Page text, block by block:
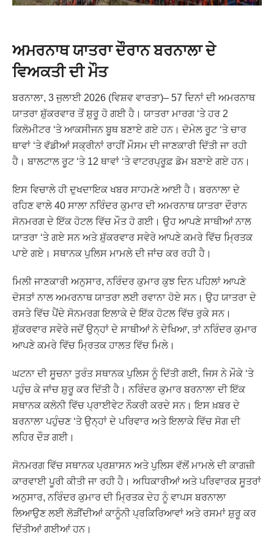
ਅਮਰਨਾਥ ਯਾਤਰਾ ਦੌਰਾਨ ਬਰਨਾਲਾ ਦੇ
ਵਿਅਕਤੀ ਦੀ ਮੌਤ
ਬਰਨਾਲਾ, 3 ਜੁਲਾਈ 2026 (ਵਿਸ਼ਵ ਵਾਰਤਾ)– 57 ਦਿਨਾਂ ਦੀ ਅਮਰਨਾਥ
ਯਾਤਰਾ ਸ਼ੁੱਕਰਵਾਰ ਤੋਂ ਸ਼ੁਰੂ ਹੋ ਗਈ ਹੈ। ਯਾਤਰਾ ਮਾਰਗ ‘ਤੇ ਹਰ 2
ਕਿਲੋਮੀਟਰ ‘ਤੇ ਆਕਸੀਜਨ ਬੂਥ ਬਣਾਏ ਗਏ ਹਨ। ਦੋਮੇਲ ਰੂਟ ‘ਤੇ ਚਾਰ
ਥਾਵਾਂ ‘ਤੇ ਵੱਡੀਆਂ ਸਕ੍ਰੀਨਾਂ ਰਾਹੀਂ ਮੌਸਮ ਦੀ ਜਾਣਕਾਰੀ ਦਿੱਤੀ ਜਾ ਰਹੀ
ਹੈ। ਬਾਲਟਾਲ ਰੂਟ ‘ਤੇ 12 ਥਾਵਾਂ ‘ਤੇ ਵਾਟਰਪ੍ਰੂਫ਼ ਡੋਮ ਬਣਾਏ ਗਏ ਹਨ।
ਇਸ ਵਿਚਾਲੇ ਹੀ ਦੁਖਦਾਇਕ ਖਬਰ ਸਾਹਮਣੇ ਆਈ ਹੈ। ਬਰਨਾਲਾ ਦੇ
ਰਹਿਣ ਵਾਲੇ 40 ਸਾਲਾ ਨਰਿੰਦਰ ਕੁਮਾਰ ਦੀ ਅਮਰਨਾਥ ਯਾਤਰਾ ਦੌਰਾਨ
ਸੋਨਮਰਗ ਦੇ ਇੱਕ ਹੋਟਲ ਵਿੱਚ ਮੌਤ ਹੋ ਗਈ। ਉਹ ਆਪਣੇ ਸਾਥੀਆਂ ਨਾਲ
ਯਾਤਰਾ ‘ਤੇ ਗਏ ਸਨ ਅਤੇ ਸ਼ੁੱਕਰਵਾਰ ਸਵੇਰੇ ਆਪਣੇ ਕਮਰੇ ਵਿੱਚ ਮ੍ਰਿਤਕ
ਪਾਏ ਗਏ। ਸਥਾਨਕ ਪੁਲਿਸ ਮਾਮਲੇ ਦੀ ਜਾਂਚ ਕਰ ਰਹੀ ਹੈ।
ਮਿਲੀ ਜਾਣਕਾਰੀ ਅਨੁਸਾਰ, ਨਰਿੰਦਰ ਕੁਮਾਰ ਕੁਝ ਦਿਨ ਪਹਿਲਾਂ ਆਪਣੇ
ਦੋਸਤਾਂ ਨਾਲ ਅਮਰਨਾਥ ਯਾਤਰਾ ਲਈ ਰਵਾਨਾ ਹੋਏ ਸਨ। ਉਹ ਯਾਤਰਾ ਦੇ
ਰਸਤੇ ਵਿੱਚ ਪੈਂਦੇ ਸੋਨਮਰਗ ਇਲਾਕੇ ਦੇ ਇੱਕ ਹੋਟਲ ਵਿੱਚ ਰੁਕੇ ਸਨ।
ਸ਼ੁੱਕਰਵਾਰ ਸਵੇਰੇ ਜਦੋਂ ਉਨ੍ਹਾਂ ਦੇ ਸਾਥੀਆਂ ਨੇ ਦੇਖਿਆ, ਤਾਂ ਨਰਿੰਦਰ ਕੁਮਾਰ
ਆਪਣੇ ਕਮਰੇ ਵਿੱਚ ਮ੍ਰਿਤਕ ਹਾਲਤ ਵਿੱਚ ਮਿਲੇ।
ਘਟਨਾ ਦੀ ਸੂਚਨਾ ਤੁਰੰਤ ਸਥਾਨਕ ਪੁਲਿਸ ਨੂੰ ਦਿੱਤੀ ਗਈ, ਜਿਸ ਨੇ ਮੌਕੇ ‘ਤੇ
ਪਹੁੰਚ ਕੇ ਜਾਂਚ ਸ਼ੁਰੂ ਕਰ ਦਿੱਤੀ ਹੈ। ਨਰਿੰਦਰ ਕੁਮਾਰ ਬਰਨਾਲਾ ਦੀ ਇੱਕ
ਸਥਾਨਕ ਕਲੋਨੀ ਵਿੱਚ ਪ੍ਰਾਈਵੇਟ ਨੌਕਰੀ ਕਰਦੇ ਸਨ। ਇਸ ਖ਼ਬਰ ਦੇ
ਬਰਨਾਲਾ ਪਹੁੰਚਣ ‘ਤੇ ਉਨ੍ਹਾਂ ਦੇ ਪਰਿਵਾਰ ਅਤੇ ਇਲਾਕੇ ਵਿੱਚ ਸੋਗ ਦੀ
ਲਹਿਰ ਦੌੜ ਗਈ।
ਸੋਨਮਰਗ ਵਿੱਚ ਸਥਾਨਕ ਪ੍ਰਸ਼ਾਸਨ ਅਤੇ ਪੁਲਿਸ ਵੱਲੋਂ ਮਾਮਲੇ ਦੀ ਕਾਗਜ਼ੀ
ਕਾਰਵਾਈ ਪੂਰੀ ਕੀਤੀ ਜਾ ਰਹੀ ਹੈ। ਅਧਿਕਾਰੀਆਂ ਅਤੇ ਪਰਿਵਾਰਕ ਸੂਤਰਾਂ
ਅਨੁਸਾਰ, ਨਰਿੰਦਰ ਕੁਮਾਰ ਦੀ ਮ੍ਰਿਤਕ ਦੇਹ ਨੂੰ ਵਾਪਸ ਬਰਨਾਲਾ
ਲਿਆਉਣ ਲਈ ਲੋੜੀਂਦੀਆਂ ਕਾਨੂੰਨੀ ਪ੍ਰਕਿਰਿਆਵਾਂ ਅਤੇ ਰਸਮਾਂ ਸ਼ੁਰੂ ਕਰ
ਦਿੱਤੀਆਂ ਗਈਆਂ ਹਨ।